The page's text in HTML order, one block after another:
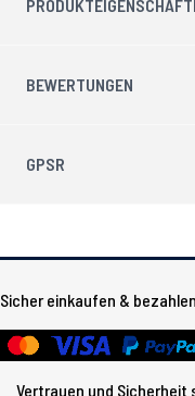
BEWERTUNGEN
GPSR
Sicher einkaufen &
Vertrauen und Sicherheit